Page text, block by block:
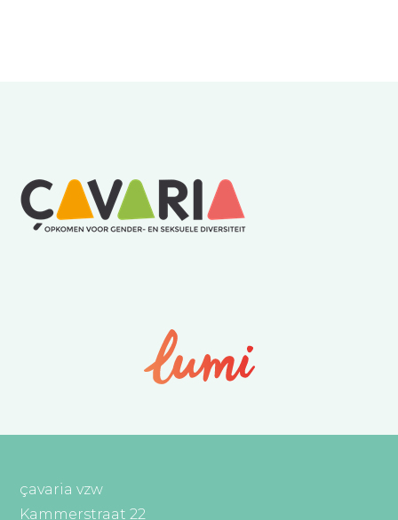
çavaria vzw
Kammerstraat 22